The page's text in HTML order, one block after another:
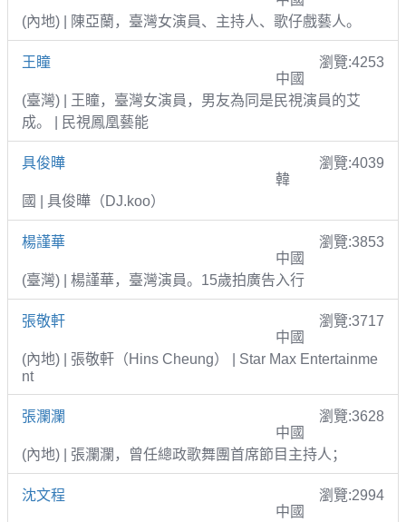
(內地) | 陳亞蘭，臺灣女演員、主持人、歌仔戲藝人。
王瞳
瀏覽:4253
中國
(臺灣) | 王瞳，臺灣女演員，男友為同是民視演員的艾
成。 | 民視鳳凰藝能
具俊曄
瀏覽:4039
韓
國 | 具俊曄（DJ.koo）
楊謹華
瀏覽:3853
中國
(臺灣) | 楊謹華，臺灣演員。15歲拍廣告入行
張敬軒
瀏覽:3717
中國
(內地) | 張敬軒（Hins Cheung） | Star Max Entertainme
nt
張瀾瀾
瀏覽:3628
中國
(內地) | 張瀾瀾，曾任總政歌舞團首席節目主持人；
沈文程
瀏覽:2994
中國